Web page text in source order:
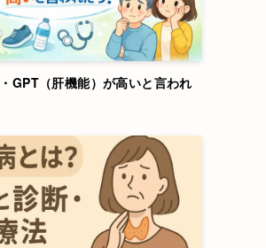
GPT（肝機能）が高いと言われ